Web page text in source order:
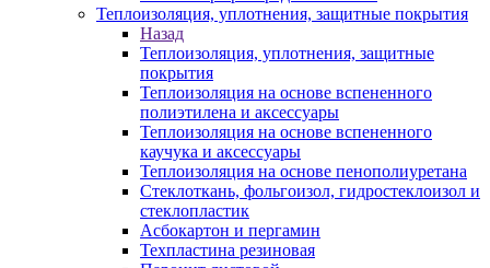
Теплоизоляция, уплотнения, защитные покрытия
Назад
Теплоизоляция, уплотнения, защитные
покрытия
Теплоизоляция на основе вспененного
полиэтилена и аксессуары
Теплоизоляция на основе вспененного
каучука и аксессуары
Теплоизоляция на основе пенополиуретана
Стеклоткань, фольгоизол, гидростеклоизол и
стеклопластик
Асбокартон и пергамин
Техпластина резиновая